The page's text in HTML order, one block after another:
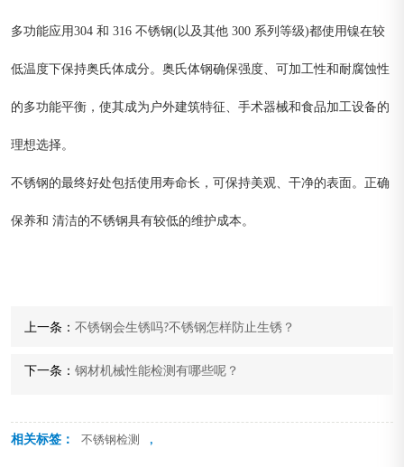
多功能应用304 和 316 不锈钢(以及其他 300 系列等级)都使用镍在较
低温度下保持奥氏体成分。奥氏体钢确保强度、可加工性和耐腐蚀性
的多功能平衡，使其成为户外建筑特征、手术器械和食品加工设备的
理想选择。
不锈钢的最终好处包括使用寿命长，可保持美观、干净的表面。正确
保养和 清洁的不锈钢具有较低的维护成本。
上一条： 不锈钢会生锈吗?不锈钢怎样防止生锈？
下一条： 钢材机械性能检测有哪些呢？
相关标签： 不锈钢检测 ,